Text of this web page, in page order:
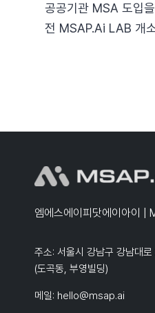
공공기관 MSA 도입
전 MSAP.ai LAB 개
엠에스에이피닷에이아이 |
주소: 서울시 강남구 강남대
(도곡동, 부영빌딩)
메일: hello@msap.ai